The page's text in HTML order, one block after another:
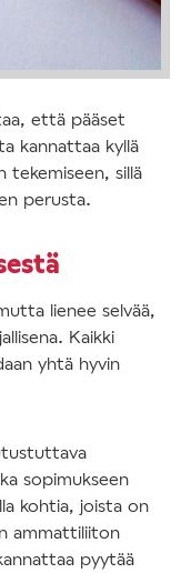
että pääset
kannattaa kyllä
tekemiseen, sillä
perusta.
lienee selvää,
Kaikki
yhtä hyvin
sopimukseen
kohtia, joista on
ammattiliiton
pyytää